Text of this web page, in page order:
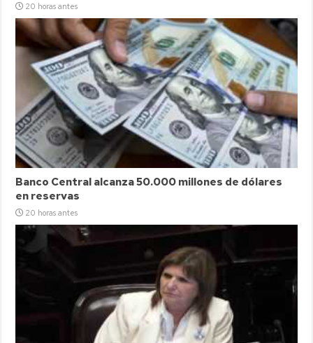
20 horas antes
Banco Central alcanza 50.000 millones de dólares
en reservas
20 horas antes